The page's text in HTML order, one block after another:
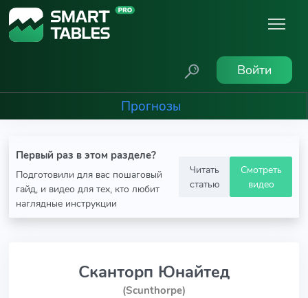
Войти
Прогнозы
Первый раз в этом разделе?
Подготовили для вас пошаговый
гайд, и видео для тех, кто любит
наглядные инструкции
Читать
статью
Смотреть
видео
Сканторп Юнайтед
(Scunthorpe)